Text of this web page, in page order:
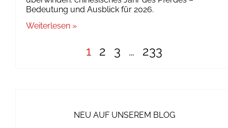
Bedeutung und Ausblick für 2026.
Weiterlesen »
1 2 3 … 233
NEU AUF UNSEREM BLOG